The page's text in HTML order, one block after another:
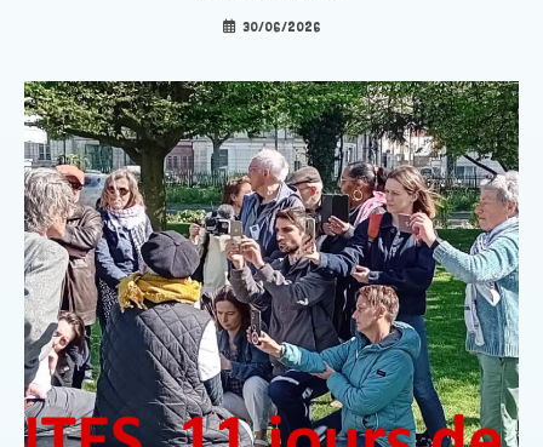
30/06/2026